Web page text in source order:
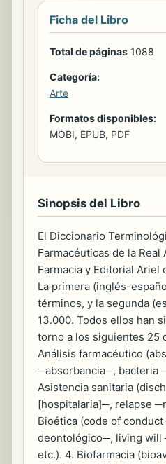
Ficha del Libro
Total de páginas 1088
Categoría:
Arte
Formatos disponibles:
MOBI, EPUB, PDF
Sinopsis del Libro
El Diccionario
Farmacéuticas de la Real
Farmacia y Editorial Ariel
La primera (inglés-
términos, y la segunda
13.000. Todos ellos han
torno a los siguientes 25
Análisis farmacéutico
─absorbancia─, bacteria
Asistencia sanitaria
[hospitalaria]─, relapse
Bioética (code of
deontológico─, living will
etc.). 4. Biofarmacia